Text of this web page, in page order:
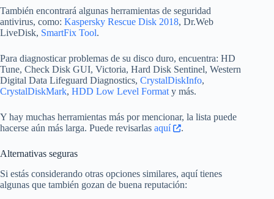
También encontrará algunas herramientas de seguridad
antivirus, como: Kaspersky Rescue Disk 2018, Dr.Web
LiveDisk, SmartFix Tool.
Para diagnosticar problemas de su disco duro, encuentra: HD
Tune, Check Disk GUI, Victoria, Hard Disk Sentinel, Western
Digital Data Lifeguard Diagnostics, CrystalDiskInfo,
CrystalDiskMark, HDD Low Level Format y más.
Y hay muchas herramientas más por mencionar, la lista puede
hacerse aún más larga. Puede revisarlas aquí .
Alternativas seguras
Si estás considerando otras opciones similares, aquí tienes
algunas que también gozan de buena reputación: